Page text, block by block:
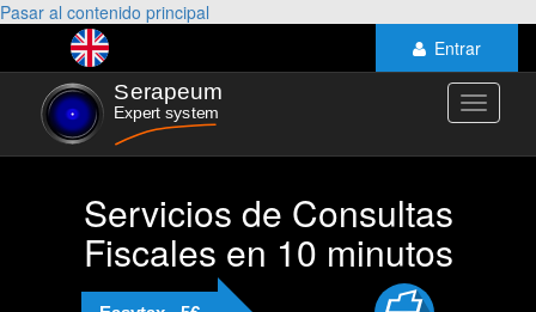
Pasar al contenido principal
Entrar
Toggle
Servicios de Consultas
Fiscales en 10 minutos